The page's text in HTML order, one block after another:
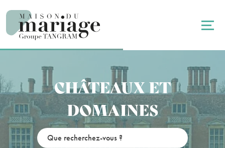
CHÂTEAUX ET
DOMAINES